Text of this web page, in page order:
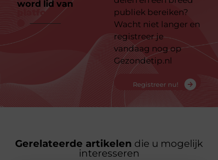
word lid van
platform
publiek bereiken?
Wacht niet langer en
registreer je
vandaag nog op
Gezondetip.nl
Registreer nu!
Gerelateerde artikelen die u mogelijk
interesseren